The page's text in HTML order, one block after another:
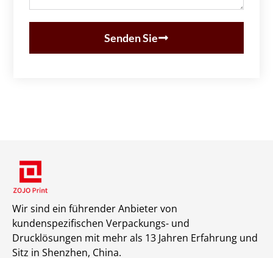
Senden Sie
Wir sind ein führender Anbieter von
kundenspezifischen Verpackungs- und
Drucklösungen mit mehr als 13 Jahren Erfahrung und
Sitz in Shenzhen, China.